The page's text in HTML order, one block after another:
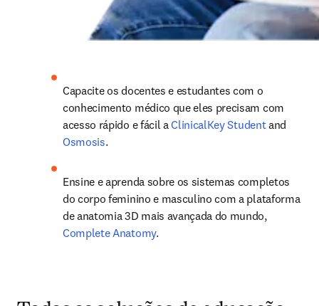
Capacite os docentes e estudantes com o
conhecimento médico que eles precisam com
acesso rápido e fácil a ClinicalKey Student
Osmosis.
Ensine e aprenda sobre os sistemas completos
do corpo feminino e masculino com a plataforma
de anatomia 3D mais avançada do mundo,
Complete Anatomy.